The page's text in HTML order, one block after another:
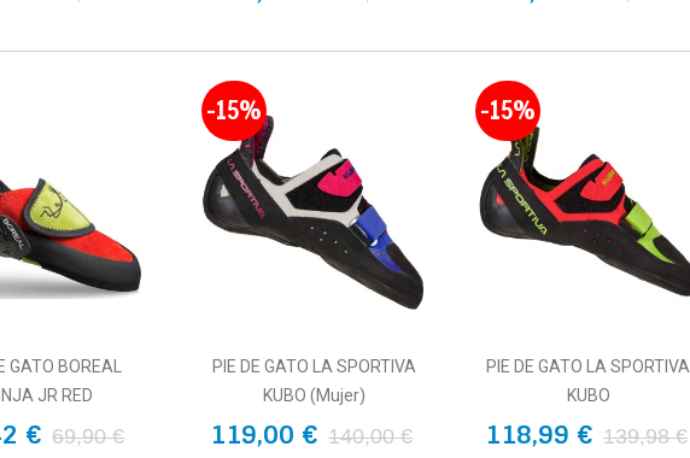
GATO BOREAL
JR RED
€ 69,90 €
-15%
PIE DE GATO LA SPORTIVA
KUBO (Mujer)
119,00 € 140,00 €
-15%
PIE DE GATO LA SPORTIVA
KUBO
118,99 € 139,98 €